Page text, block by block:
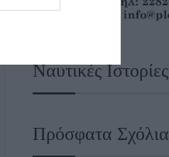
Ναυτικές Ιστορίες
Πρόσφατα Σχόλια